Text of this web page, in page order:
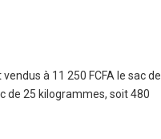
à 11 250 FCFA le sac de
de 25 kilogrammes, soit 480